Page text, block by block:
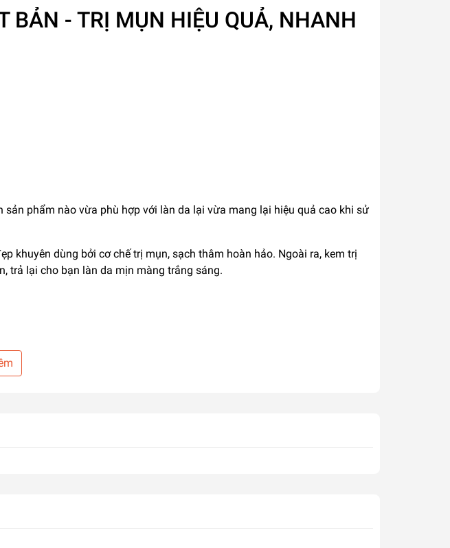
BẢN - TRỊ MỤN HIỆU QUẢ, NHANH
phẩm nào vừa phù hợp với làn da lại vừa mang lại hiệu quả cao khi sử
khuyên dùng bởi cơ chế trị mụn, sạch thâm hoàn hảo. Ngoài ra, kem trị
trả lại cho bạn làn da mịn màng trắng sáng.